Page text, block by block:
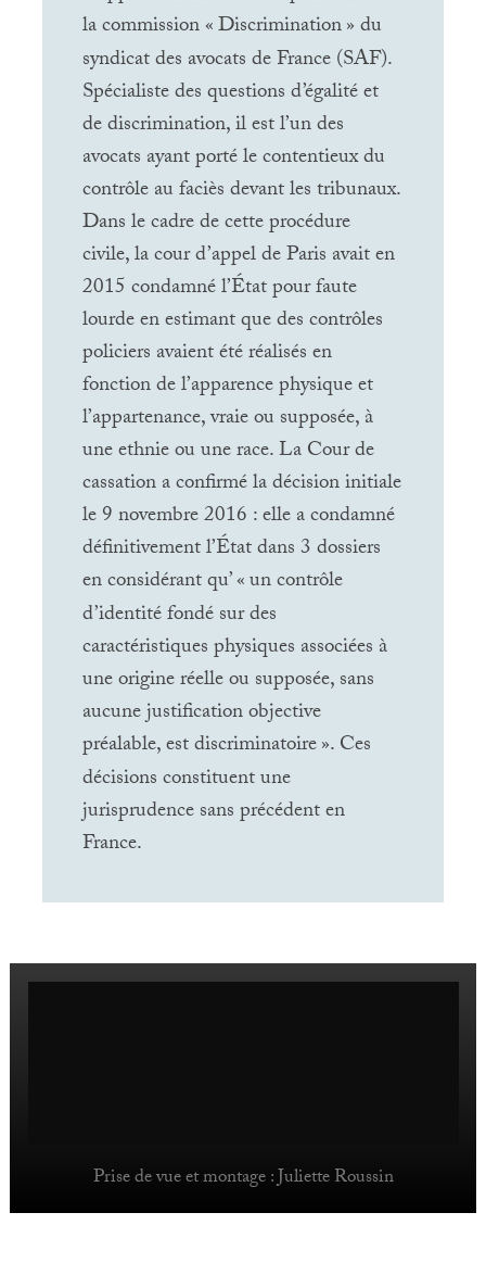
la commission «Discrimination» du
syndicat des avocats de France (SAF).
Spécialiste des questions d’égalité et
de discrimination, il est l’un des
avocats ayant porté le contentieux du
contrôle au faciès devant les tribunaux.
Dans le cadre de cette procédure
civile, la cour d’appel de Paris avait en
2015 condamné l’État pour faute
lourde en estimant que des contrôles
policiers avaient été réalisés en
fonction de l’apparence physique et
l’appartenance, vraie ou supposée, à
une ethnie ou une race. La Cour de
cassation a confirmé la décision initiale
le 9 novembre 2016 : elle a condamné
définitivement l’État dans 3 dossiers
en considérant qu’ «un contrôle
d’identité fondé sur des
caractéristiques physiques associées à
une origine réelle ou supposée, sans
aucune justification objective
préalable, est discriminatoire». Ces
décisions constituent une
jurisprudence sans précédent en
France.
Prise de vue et montage : Juliette Roussin